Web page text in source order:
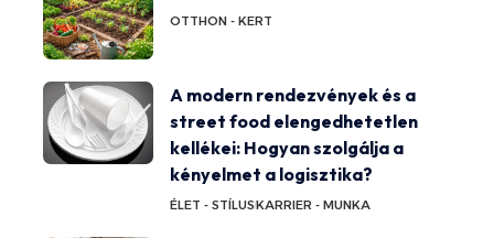
OTTHON - KERT
A modern rendezvények és a
street food elengedhetetlen
kellékei: Hogyan szolgálja a
kényelmet a logisztika?
ÉLET - STÍLUSKARRIER - MUNKA